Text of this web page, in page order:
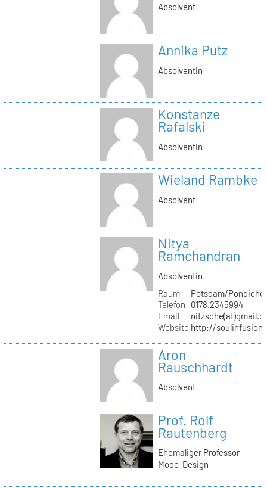
Absolvent
Annika Putz
Absolventin
Konstanze
Rafalski
Absolventin
Wieland Rambke
Absolvent
Nitya
Ramchandran
Absolventin
Raum
Potsdam/
Telefon
0178.2345994
Email
Website http://
Aron
Rauschhardt
Absolvent
Prof. Rolf
Rautenberg
Ehemaliger Professor
Mode-Design